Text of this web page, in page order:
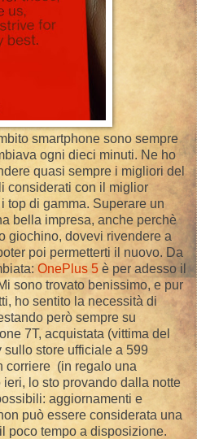
smartphone sono sempre
ogni dieci minuti. Ne ho
quasi sempre i migliori del
considerati con il miglior
top di gamma. Superare un
bella impresa, anche perchè
giochino, dovevi rivendere a
poi permetterti il nuovo. Da
OnePlus 5 è per adesso il
sono trovato benissimo, e pur
ho sentito la necessità di
però sempre su
7T, acquistata (vittima del
store ufficiale a 599
corriere (in regalo una
lo sto provando dalla notte
aggiornamenti e
può essere considerata una
poco tempo a disposizione.